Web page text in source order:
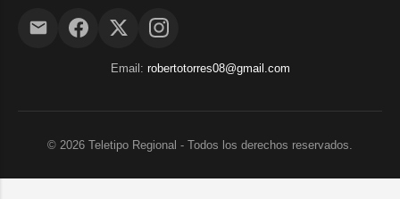
Email: robertotorres08@gmail.com
© 2026 Teletipo Regional - Todos los derechos reservados.